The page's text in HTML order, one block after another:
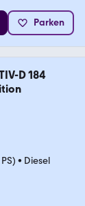
Parken
D 184
• Diesel